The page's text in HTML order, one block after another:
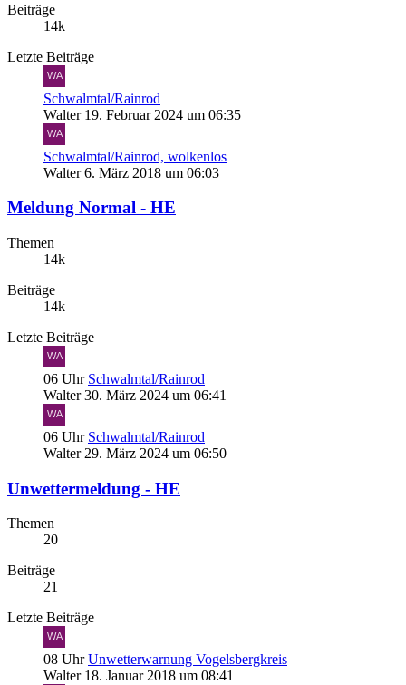
Beiträge
14k
Letzte Beiträge
Schwalmtal/Rainrod
Walter 19. Februar 2024 um 06:35
Schwalmtal/Rainrod, wolkenlos
Walter6. März 2018 um 06:03
Meldung Normal - HE
Themen
14k
Beiträge
14k
Letzte Beiträge
06 Uhr Schwalmtal/Rainrod
Walter30. März 2024 um 06:41
06 Uhr Schwalmtal/Rainrod
Walter 29. März 2024 um 06:50
Unwettermeldung - HE
Themen
20
Beiträge
21
Letzte Beiträge
08 Uhr Unwetterwarnung Vogelsbergkreis
Walter 18. Januar 2018 um 08:41